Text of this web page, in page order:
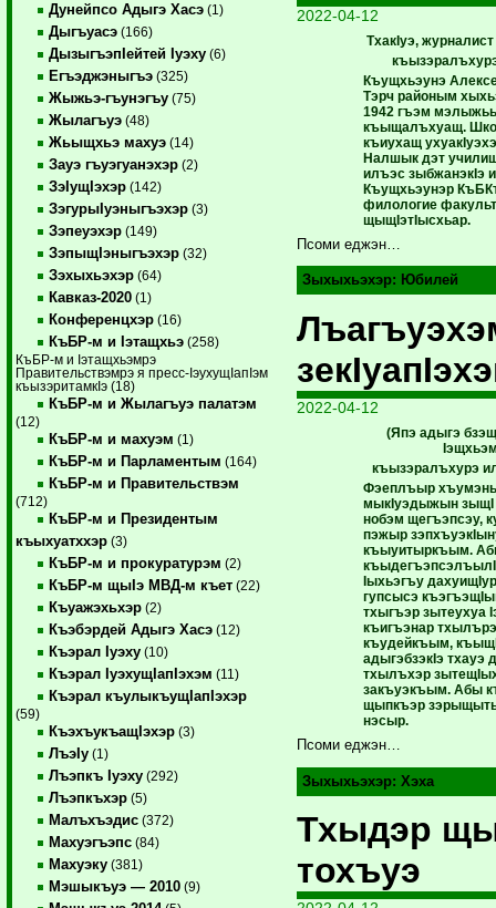
Дунейпсо Адыгэ Хасэ (1)
Дыгъуасэ (166)
ДызыгъэпIейтей Iуэху (6)
Егъэджэныгъэ (325)
Жыжьэ-гъунэгъу (75)
Жылагъуэ (48)
Жьыщхьэ махуэ (14)
Зауэ гъуэгуанэхэр (2)
ЗэIущIэхэр (142)
ЗэгурыIуэныгъэхэр (3)
Зэпеуэхэр (149)
ЗэпыщIэныгъэхэр (32)
Зэхыхьэхэр (64)
Кавказ-2020 (1)
Конференцхэр (16)
КъБР-м и Iэтащхьэ (258)
КъБР-м и Iэтащхьэмрэ
Правительствэмрэ я пресс-IэухущIапIэм
къызэритамкIэ (18)
КъБР-м и Жылагъуэ палатэм
(12)
КъБР-м и махуэм (1)
КъБР-м и Парламентым (164)
КъБР-м и Правительствэм
(712)
КъБР-м и Президентым
къыхуатххэр (3)
КъБР-м и прокуратурэм (2)
КъБР-м щыIэ МВД-м къет (22)
Къуажэхьхэр (2)
Къэбэрдей Адыгэ Хасэ (12)
Къэрал Iуэху (10)
Къэрал IуэхущIапIэхэм (11)
Къэрал къулыкъущIапIэхэр
(59)
КъэхъукъащIэхэр (3)
ЛъэIу (1)
Лъэпкъ Iуэху (292)
Лъэпкъхэр (5)
Малъхъэдис (372)
Махуэгъэпс (84)
Махуэку (381)
Мэшыкъуэ — 2010 (9)
2022-04-12
ТхакIуэ,
Къущхьэунэ
Тэрч районым
1942 гъэм
къыщалъхуащ.
къиухащ
Налшык дэт
илъэс зыбжанэкIэ
Къущхьэунэр
филологие
щыщIэтIысхьар.
Псоми еджэн…
Зыхыхьэхэр: Юбилей
2022-04-12
(Япэ адыгэ
къызэралъхурэ
Фэеплъыр
мыкIуэдыжын зыщI
нобэм щегъэпсэу,
пэжыр
къыуитыркъым.
Iыхьэгъу
гупсысэ
тхыгъэр зытеухуа
къигъэнар
къудейкъым,
адыгэбзэкIэ тхауэ
тхылъхэр
закъуэкъым. Абы
щыпкъэр
нэсыр.
Псоми еджэн…
Зыхыхьэхэр:Хэха
Тхыдэр
тохъуэ